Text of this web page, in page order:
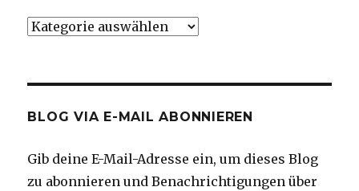
Kategorien
BLOG VIA E-MAIL ABONNIEREN
Gib deine E-Mail-Adresse ein, um dieses Blog
zu abonnieren und Benachrichtigungen über